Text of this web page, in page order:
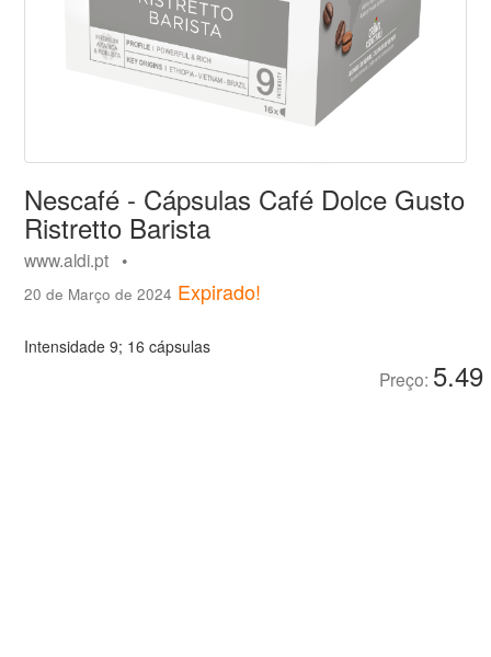
Nescafé - Cápsulas Café Dolce Gusto
Ristretto Barista
www.aldi.pt •
20 de Março de 2024 Expirado!
Intensidade 9; 16 cápsulas
Preço: 5.49